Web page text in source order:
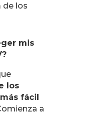
de los
mis
los
fácil
a